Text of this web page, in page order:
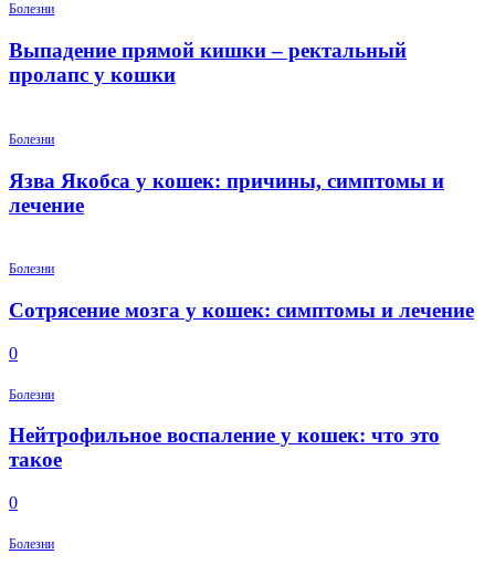
Болезни
Выпадение прямой кишки – ректальный
пролапс у кошки
Болезни
Язва Якобса у кошек: причины, симптомы и
лечение
Болезни
Сотрясение мозга у кошек: симптомы и лечение
0
Болезни
Нейтрофильное воспаление у кошек: что это
такое
0
Болезни